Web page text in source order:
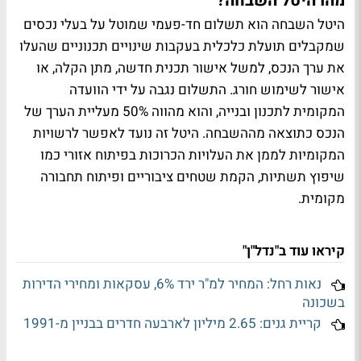
היטל השבחה הוא תשלום חד-פעמי שמוטל על בעלי נכסים
שמקבלים תועלת כלכלית בעקבות שינויים תכנוניים שהעלו
את ערך הנכס, למשל אישור תכנית חדשה, מתן הקלה, או
אישור לשימוש חורג. התשלום נגבה על ידי הוועדה
המקומית לתכנון ובנייה, והוא מהווה 50% מעליית הערך של
הנכס כתוצאה מההשבחה. היטל זה נועד לאפשר לרשויות
המקומיות לממן את העלויות הכרוכות בפיתוח אזורי כמו
שיפוץ תשתיות, הקמת שטחים ציבוריים ופיתוח תחבורה
מקומית​.
קיראו עוד ב"נדל"ן"
נאות רחל: המחיר למ"ר ירד 6%, עסקאות ומחירי הדירות
בשכונה
קריית גנים: 2.65 מיליון לארבעה חדרים בבניין מ-1991